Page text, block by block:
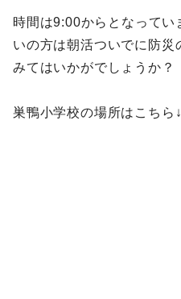
時間は9:00からとなってい
いの方は朝活ついでに防災
みてはいかがでしょうか？
巣鴨小学校の場所はこちら↓